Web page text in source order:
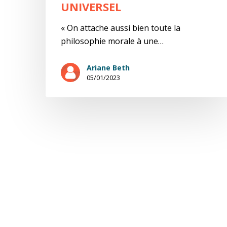
UNIVERSEL
« On attache aussi bien toute la
philosophie morale à une…
Ariane Beth
05/01/2023